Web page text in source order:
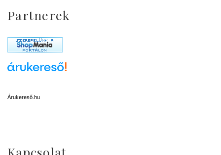
Partnerek
Árukereső.hu